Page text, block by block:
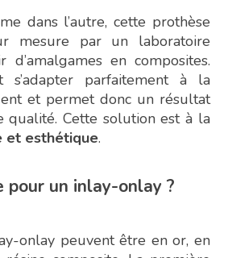
dans l’autre, cette prothèse
mesure par un laboratoire
d’amalgames en composites.
s’adapter parfaitement à la
et permet donc un résultat
qualité. Cette solution est à la
et esthétique.
pour un inlay-onlay ?
onlay peuvent être en or, en